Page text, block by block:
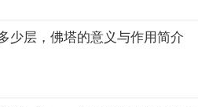
花生、桂圆、栗子等东西祝愿新
少层，佛塔的意义与作用简介